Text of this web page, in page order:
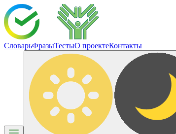
СловарьФразыТестыО проектеКонтакты